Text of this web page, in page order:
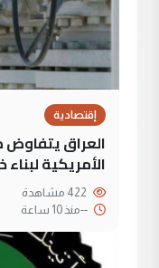
إقتصادية
العراق يتفاوض
الأمريكية لبناء خط
--منذ 10 ساعة